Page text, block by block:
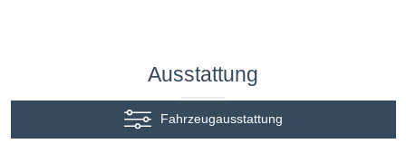
Ausstattung
Fahrzeugausstattung